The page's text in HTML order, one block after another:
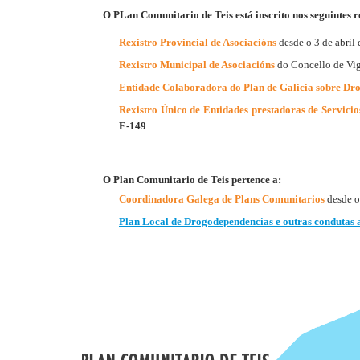
O PLan Comunitario de Teis está inscrito nos seguintes
Rexistro Provincial de Asociacións desde o 3 de abril
Rexistro Municipal de Asociacións do Concello de
Entidade Colaboradora do Plan de Galicia sobre
​Rexistro Único de Entidades prestadoras de
E-149
O Plan Comunitario de Teis pertence a:
Coordinadora Galega de Plans Comunitarios desde
Plan Local de Drogodependencias e outras condutas